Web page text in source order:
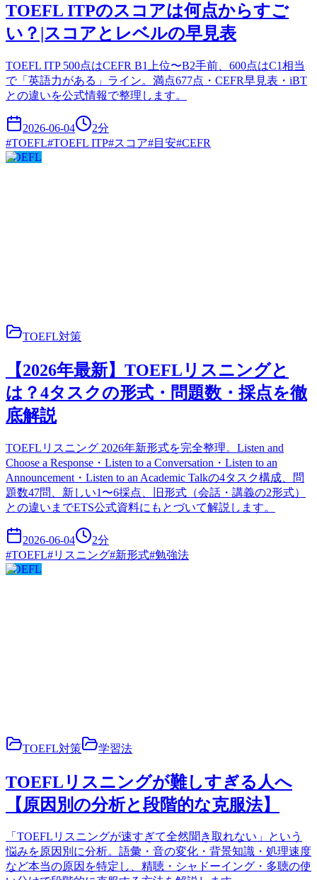
TOEFL ITPのスコアは何点からすご
い？|スコアとレベルの早見表
TOEFL ITP 500点はCEFR B1上位〜B2手前、600点はC1相当
で「英語力がある」ライン。満点677点・CEFR早見表・iBT
との違いを公式情報で整理します。
2026-06-04 2分
#TOEFL#TOEFL ITP#スコア#目安#CEFR
TOEFL
TOEFL対策
【2026年最新】TOEFLリスニングと
は？4タスクの形式・問題数・採点を徹
底解説
TOEFLリスニング 2026年新形式を完全整理。Listen and
Choose a Response・Listen to a Conversation・Listen to an
Announcement・Listen to an Academic Talkの4タスク構成、問
題数47問、新しい1〜6採点、旧形式（会話・講義の2形式）
との違いまでETS公式資料にもとづいて解説します。
2026-06-04 2分
#TOEFL#リスニング#新形式#勉強法
TOEFL
TOEFL対策 学習法
TOEFLリスニングが難しすぎる人へ
【原因別の分析と段階的な克服法】
「TOEFLリスニングが速すぎて全然聞き取れない」という
悩みを原因別に分析。語彙・音の変化・背景知識・処理速度
など本当の原因を特定し、精聴・シャドーイング・多聴の使